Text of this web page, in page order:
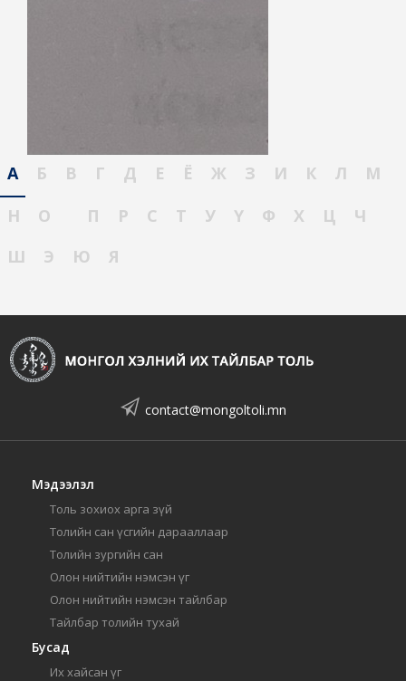
А Б В Г Д Е Ё Ж З И К Л
М
Н
О П Р С Т У Ү Ф Х Ц
Ч
Ш
Э Ю Я
contact@mongoltoli.mn
Мэдээлэл
Толь зохиох арга зүй
Толийн сан үсгийн дарааллаар
Толийн зургийн сан
Олон нийтийн нэмсэн үг
Олон нийтийн нэмсэн тайлбар
Тайлбар толийн тухай
Бусад
Их хайсан үг